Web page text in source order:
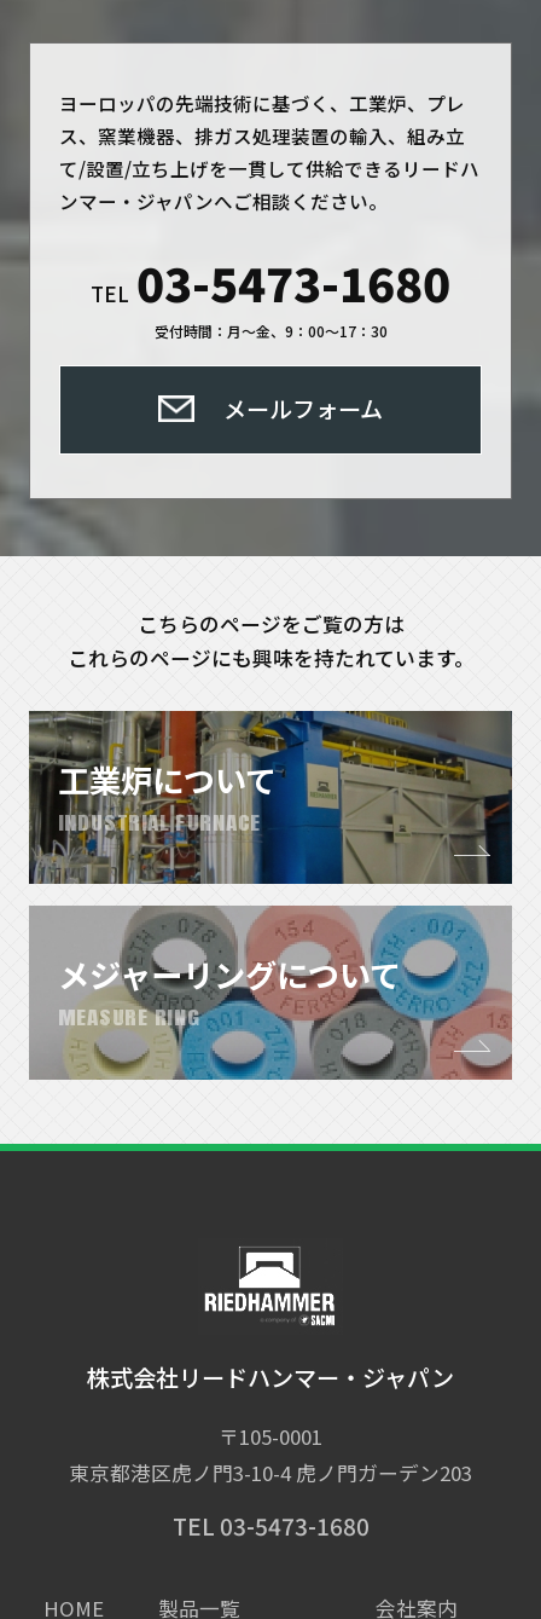
ヨーロッパの先端技術に基づく、工業炉、プレ
ス、窯業機器、排ガス処理装置の輸入、組み立
て/設置/立ち上げを一貫して供給できるリードハ
ンマー・ジャパンへご相談ください。
TEL 03-5473-1680
受付時間：月～金、9：00～17：30
メールフォーム
こちらのページをご覧の方は
これらのページにも興味を持たれています。
工業炉について
INDUSTRIAL FURNACE
メジャーリングについて
MEASURE RING
株式会社リードハンマー・ジャパン
〒105-0001
東京都港区虎ノ門3-10-4 虎ノ門ガーデン203
TEL 03-5473-1680
HOME 製品一覧 会社案内